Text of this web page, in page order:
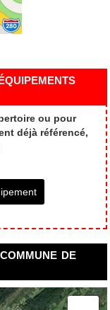
ou pour
déjà référencé,
de